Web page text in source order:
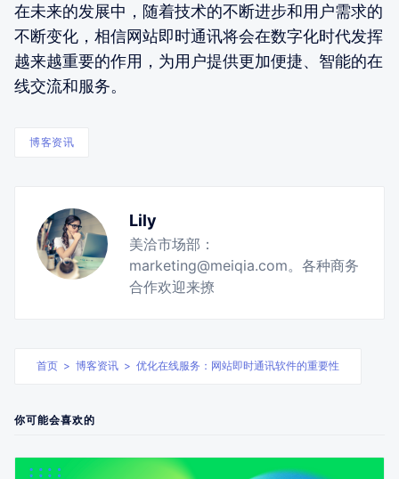
在未来的发展中，随着技术的不断进步和用户需求的
不断变化，相信网站即时通讯将会在数字化时代发挥
越来越重要的作用，为用户提供更加便捷、智能的在
线交流和服务。
博客资讯
Lily
美洽市场部：
marketing@meiqia.com。各种商务
合作欢迎来撩
首页 > 博客资讯 > 优化在线服务：网站即时通讯软件的重要性
你可能会喜欢的